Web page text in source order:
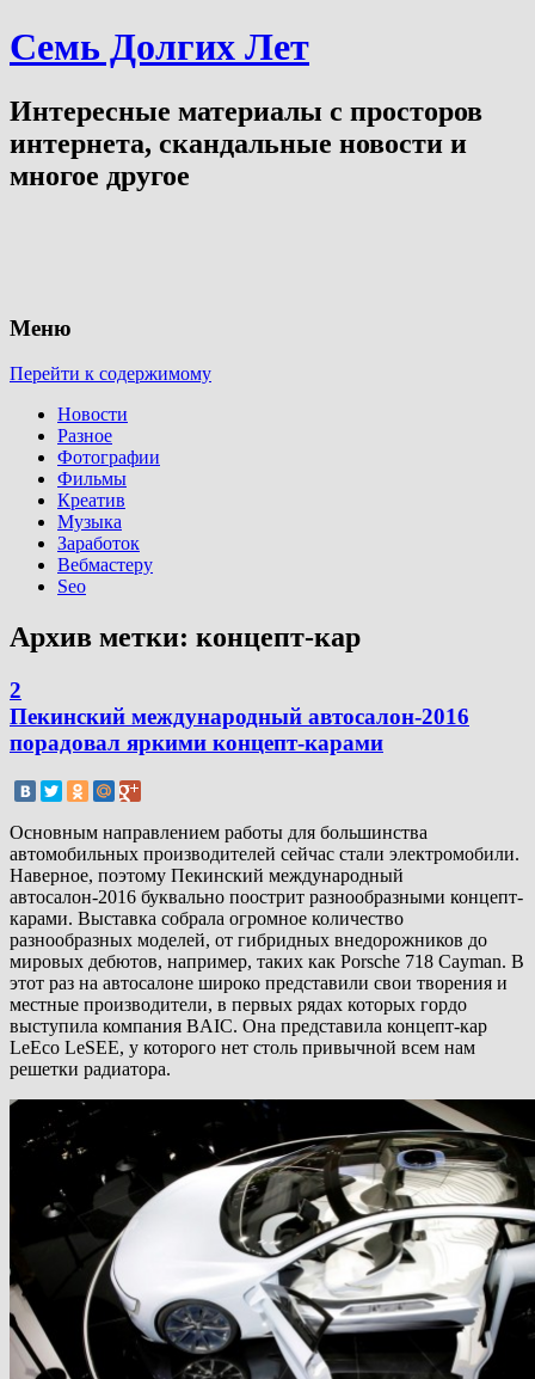
Семь Долгих Лет
Интересные материалы с просторов
интернета, скандальные новости и
многое другое
Меню
Перейти к содержимому
Новости
Разное
Фотографии
Фильмы
Креатив
Музыка
Заработок
Вебмастеру
Seo
Архив метки: концепт-кар
2
Пекинский международный автосалон-2016
порадовал яркими концепт-карами
Основным направлением работы для большинства
автомобильных производителей сейчас стали электромобили.
Наверное, поэтому Пекинский международный
автосалон-2016 буквально поострит разнообразными концепт-
карами. Выставка собрала огромное количество
разнообразных моделей, от гибридных внедорожников до
мировых дебютов, например, таких как Porsche 718 Cayman. В
этот раз на автосалоне широко представили свои творения и
местные производители, в первых рядах которых гордо
выступила компания BAIC. Она представила концепт-кар
LeEco LeSEE, у которого нет столь привычной всем нам
решетки радиатора.